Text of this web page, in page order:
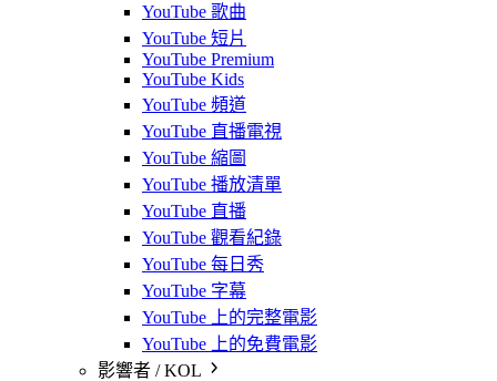
YouTube 歌曲
YouTube 短片
YouTube Premium
YouTube Kids
YouTube 頻道
YouTube 直播電視
YouTube 縮圖
YouTube 播放清單
YouTube 直播
YouTube 觀看紀錄
YouTube 每日秀
YouTube 字幕
YouTube 上的完整電影
YouTube 上的免費電影
影響者 / KOL